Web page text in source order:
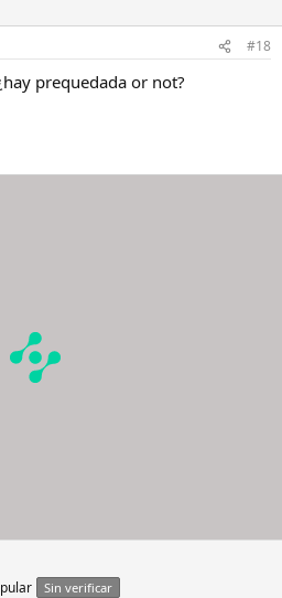
#18
prequedada or not?
Sin verificar